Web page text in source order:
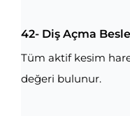
42- Diş Açma
Tüm aktif kesim
değeri bulunur.